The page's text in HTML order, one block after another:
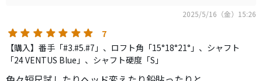
2025/5/16（金）15:26
7
【購入】番手「#3.#5.#7」、ロフト角「15°18°21°」、シャフト
「24 VENTUS Blue」、シャフト硬度「S」